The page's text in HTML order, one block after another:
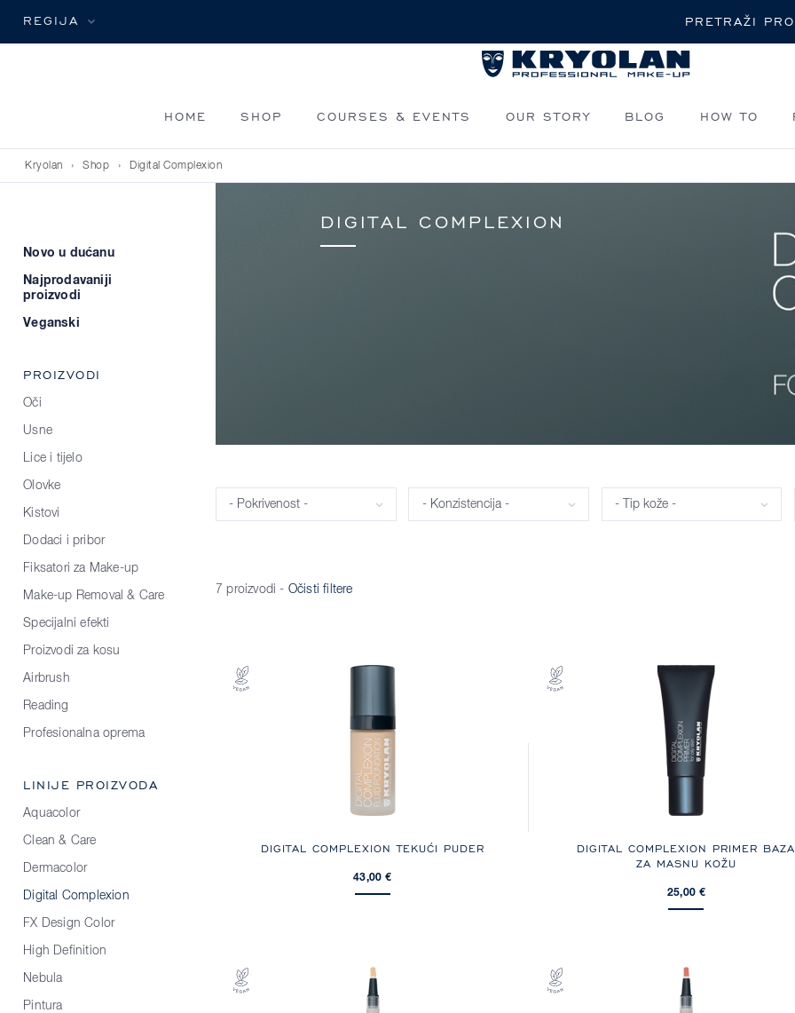
REGIJA
HOME SHOP COURSES & EVENTS OUR STORY BLOG HOW TO
Kryolan › Shop › Digital Complexion
Novo u dućanu
Najprodavaniji
proizvodi
Veganski
PROIZVODI
Oči
Usne
Lice i tijelo
Olovke
Kistovi
Dodaci i pribor
Fiksatori za Make-up
Make-up Removal & Care
Specijalni efekti
Proizvodi za kosu
Airbrush
Reading
Profesionalna oprema
LINIJE PROIZVODA
Aquacolor
Clean & Care
Dermacolor
Digital Complexion
FX Design Color
High Definition
Nebula
Pintura
DIGITAL COMPLEXION
Pokrivenost Konzistencija Tip kože
7 proizvodi - Očisti filtere
DIGITAL COMPLEXION TEKUĆI PUDER
43,00 €
DIGITAL COMPLEXION PRIMER BAZA
ZA MASNU KOŽU
25,00 €